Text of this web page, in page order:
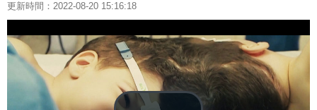
更新時間：2022-08-20 15:16:18